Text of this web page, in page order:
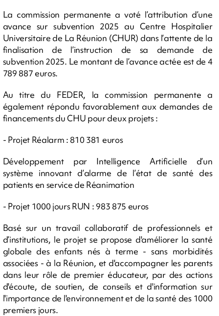
La commission permanente a voté l’attribution d’une
avance sur subvention 2025 au Centre Hospitalier
Universitaire de La Réunion (CHUR) dans l’attente de la
finalisation de l’instruction de sa demande de
subvention 2025. Le montant de l’avance actée est de 4
789 887 euros.
Au titre du FEDER, la commission permanente a
également répondu favorablement aux demandes de
financements du CHU pour deux projets :
- Projet Réalarm : 810 381 euros
Développement par Intelligence Artificielle d’un
système innovant d’alarme de l’état de santé des
patients en service de Réanimation
- Projet 1000 jours RUN : 983 875 euros
Basé sur un travail collaboratif de professionnels et
d’institutions, le projet se propose d'améliorer la santé
globale des enfants nés à terme - sans morbidités
associées - à la Réunion, et d'accompagner les parents
dans leur rôle de premier éducateur, par des actions
d'écoute, de soutien, de conseils et d'information sur
l'importance de l'environnement et de la santé des 1000
premiers jours.